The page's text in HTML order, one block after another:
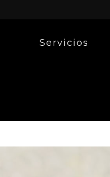
Servicios